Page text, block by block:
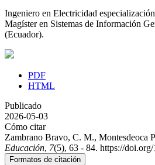
Ingeniero en Electricidad
Magíster en Sistemas de Información
(Ecuador).
PDF
HTML
Publicado
2026-05-03
Cómo citar
Zambrano Bravo, C. M., Montesdeoca
Educación, 7(5), 63 - 84. https://
Formatos de citación